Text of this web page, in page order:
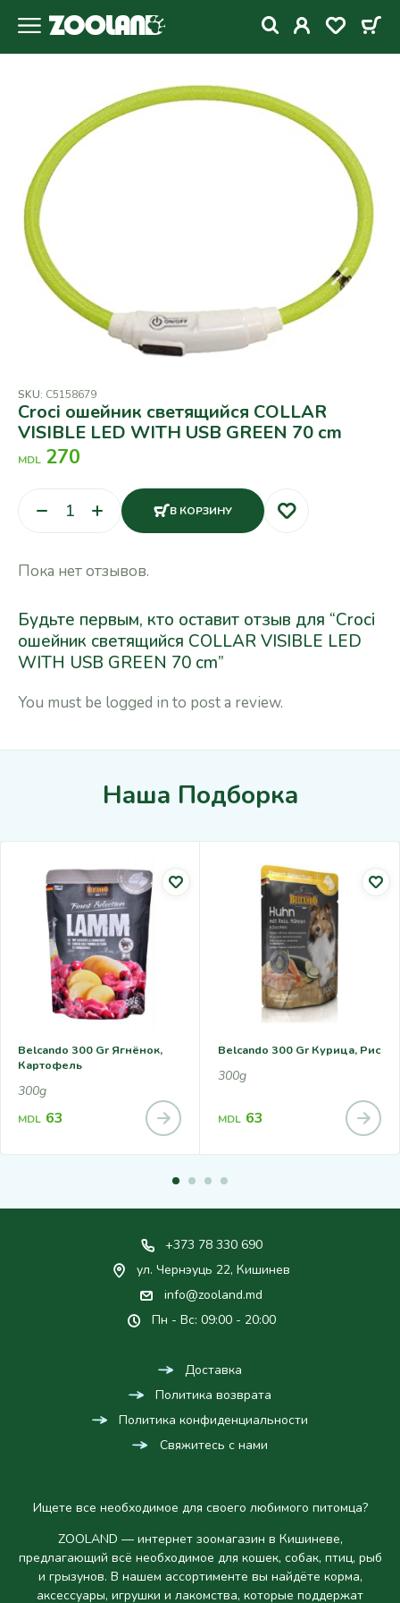
SKU: C5158679
Croci ошейник светящийся COLLAR
VISIBLE LED WITH USB GREEN 70 cm
MDL 270
В КОРЗИНУ
Пока нет отзывов.
Будьте первым, кто оставит отзыв для “Croci
ошейник светящийся COLLAR VISIBLE LED
WITH USB GREEN 70 cm”
You must be logged in to post a review.
Наша Подборка
Belcando 300 Gr Ягнёнок,
Картофель
300g
MDL 63
Belcando 300 Gr Курица, Рис
300g
MDL 63
+373 78 330 690
ул. Чернэуць 22, Кишинев
info@zooland.md
Пн - Вс: 09:00 - 20:00
Доставка
Политика возврата
Политика конфиденциальности
Свяжитесь с нами
Ищете все необходимое для своего любимого питомца?
ZOOLAND — интернет зоомагазин в Кишиневе,
предлагающий всё необходимое для кошек, собак, птиц, рыб
и грызунов. В нашем ассортименте вы найдёте корма,
аксессуары, игрушки и лакомства, которые поддержат